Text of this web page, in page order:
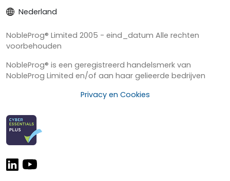
Nederland
NobleProg® Limited 2005 - eind_datum Alle rechten
voorbehouden
NobleProg® is een geregistreerd handelsmerk van
NobleProg Limited en/of aan haar gelieerde bedrijven
Privacy en Cookies